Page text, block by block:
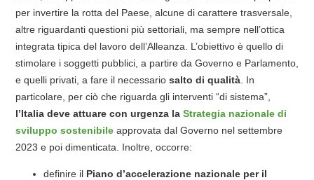
per invertire la rotta del Paese, alcune di carattere trasversale,
altre riguardanti questioni più settoriali, ma sempre nell’ottica
integrata tipica del lavoro dell’Alleanza. L’obiettivo è quello di
stimolare i soggetti pubblici, a partire da Governo e Parlamento,
e quelli privati, a fare il necessario salto di qualità . In
particolare, per ciò che riguarda gli interventi “di sistema”,
l’Italia deve attuare con urgenza la Strategia nazionale di
sviluppo sostenibile approvata dal Governo nel settembre
2023 e poi dimenticata. Inoltre, occorre:
definire il Piano d’accelerazione nazionale per il